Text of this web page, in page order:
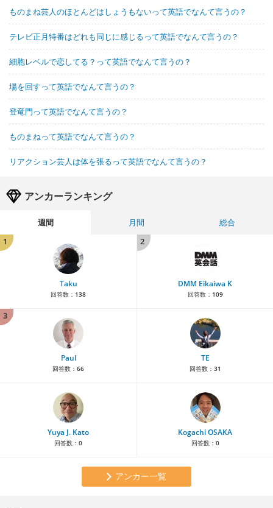
ものまね芸人のほとんどはしょうもないって英語でなんて言うの？
テレビ正月特番はどれも同じに感じるって英語でなんて言うの？
細胞レベルで恋してる？って英語でなんて言うの？
場を回すって英語でなんて言うの？
登竜門って英語でなんて言うの？
ものまねって英語でなんて言うの？
リアクション芸人は体を張るって英語でなんて言うの？
アンカーランキング
週間 月間
総合
1
Taku
回答数： 138
2
DMM Eikaiwa K
回答数： 109
3
Paul
回答数： 66
TE
回答数： 31
Yuya J. Kato
回答数： 0
Kogachi OSAKA
回答数： 0
アンカー一覧